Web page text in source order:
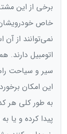
برخی از این
خاص
نمی‌توانند از آن
اتومبیل دارند.
سیر و سیاحت
این امکان
به طور کلی هر
پیدا کرده و یا